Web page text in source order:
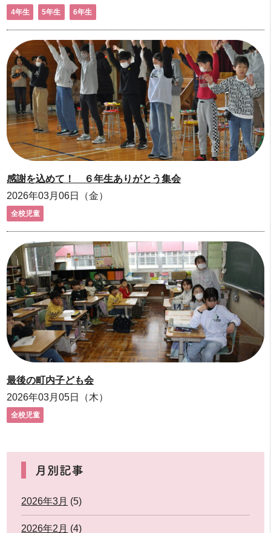
4年生 5年生 6年生
感謝を込めて！ ６年生ありがとう集会
2026年03月06日（金）
全校児童
最後の町内子ども会
2026年03月05日（木）
全校児童
月別記事
2026年3月 (5)
2026年2月 (4)